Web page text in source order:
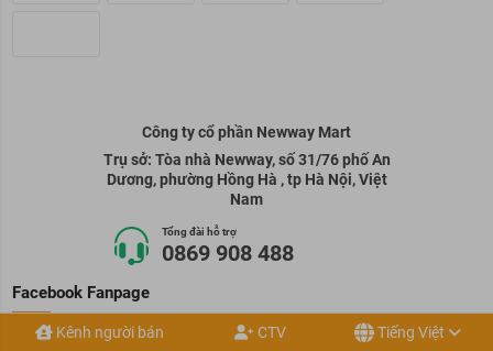
Kênh người bán CTV Tiếng Việt
Công ty cổ phần Newway Mart
Trụ sở: Tòa nhà Newway, số 31/76 phố An
Dương, phường Hồng Hà , tp Hà Nội, Việt
Tổng đài hỗ trợ
Facebook Fanpage